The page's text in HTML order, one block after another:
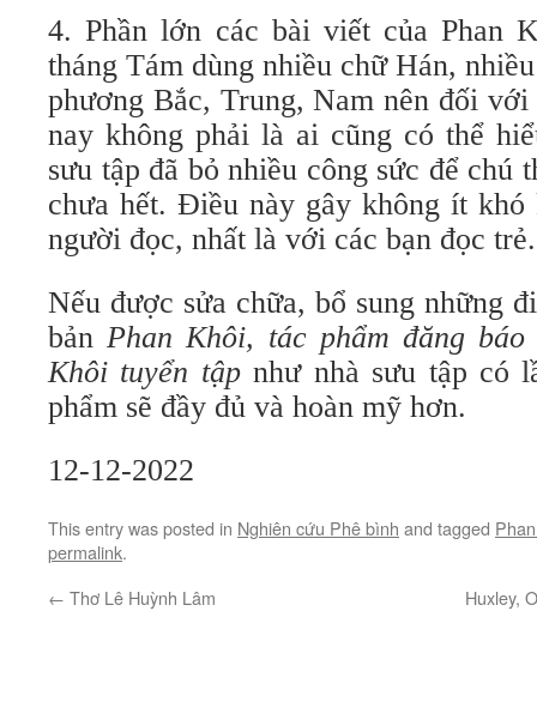
4. Phần lớn các bài viết của Phan
tháng Tám dùng nhiều chữ Hán,
phương Bắc, Trung, Nam nên đối
nay không phải là ai cũng có thể
sưu tập đã bỏ nhiều công sức để chú
chưa hết. Điều này gây không ít khó
người đọc, nhất là với các bạn đọc trẻ.
Nếu được sửa chữa, bổ sung những
bảnPhan Khôi, tác phẩm đăng báo
Khôi tuyển tậpnhư nhà sưu tập có
phẩm sẽ đầy đủ và hoàn mỹ hơn.
12-12-2022
This entry was posted in Nghiên cứu Phê bình and tagged
permalink.
← Thơ Lê Huỳnh Lâm Huxley,